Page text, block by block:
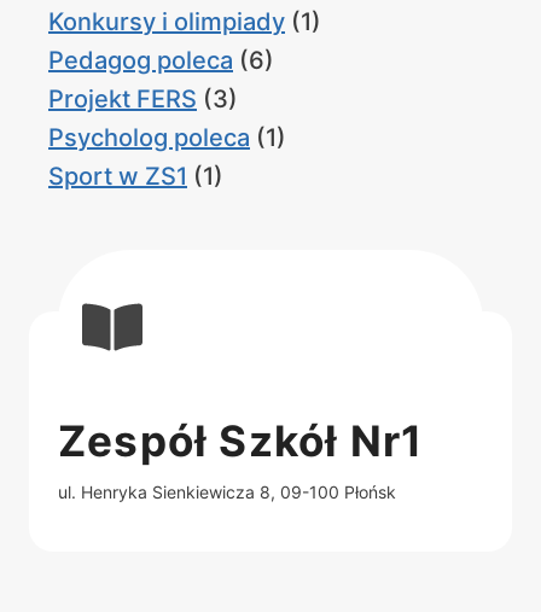
Konkursy i olimpiady (1)
Pedagog poleca (6)
Projekt FERS (3)
Psycholog poleca (1)
Sport w ZS1 (1)
Zespół Szkół Nr1
ul. Henryka Sienkiewicza 8, 09-100 Płońsk